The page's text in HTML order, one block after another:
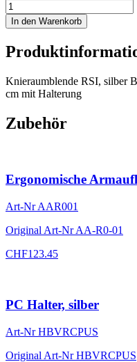
In den Warenkorb
Knieraumblende RSI, silber
cm mit Halterung
Zubehör
Ergonomische
Art-NrAAR001
Original Art-NrAA-R0-01
CHF123.45
PC Halter, silber
Art-NrHBVRCPUS
Original Art-NrHBVRCPUS